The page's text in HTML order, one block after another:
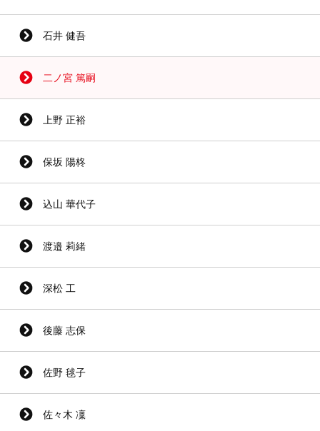
石井 健吾
二ノ宮 篤嗣
上野 正裕
保坂 陽柊
込山 華代子
渡邉 莉緒
深松 工
後藤 志保
佐野 毬子
佐々木 凜